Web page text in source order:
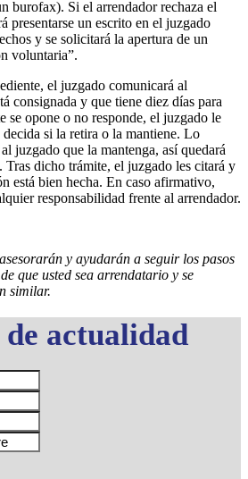
burofax). Si el arrendador rechaza el
presentarse un escrito en el juzgado
y se solicitará la apertura de un
voluntaria”.
el juzgado comunicará al
consignada y que tiene diez días para
se opone o no responde, el juzgado le
decida si la retira o la mantiene. Lo
juzgado que la mantenga, así quedará
Tras dicho trámite, el juzgado les citará y
está bien hecha. En caso afirmativo,
responsabilidad frente al arrendador.
y ayudarán a seguir los pasos
que usted sea arrendatario y se
similar.
actualidad